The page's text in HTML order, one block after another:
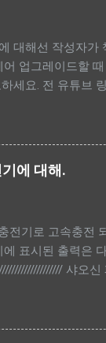
대해선 작성자가
업그레이드할
세요. 전 유튜브
더>\image) - 펌
- Download-
웨어 폴더
. - Auto Reboot
아래 2
2024/
ko/rescue-and-
Serial Number -
웨어 위치. 폴더는
에 대해.
전기로 고속충전
표시된 출력은
샤오
매우 우수합니
시청 등 일상적인